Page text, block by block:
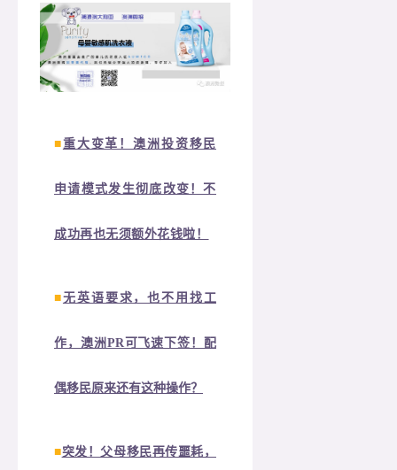
■重大变革！澳洲投资移民
申请模式发生彻底改变！不
成功再也无须额外花钱啦！
■无英语要求，也不用找工
作，澳洲PR可飞速下签！配
偶移民原来还有这种操作？
■突发！父母移民再传噩耗，